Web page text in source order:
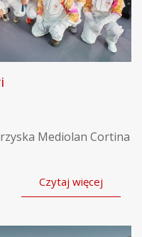
Mediolan Cortina
Czytaj więcej